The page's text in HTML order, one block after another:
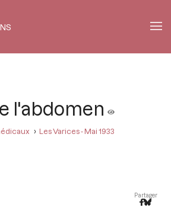
l'abdomen
Les Varices - Mai 1933
Partager